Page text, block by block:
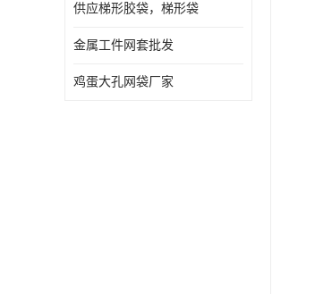
供应梯形胶袋，梯形袋
金属工件网套批发
鸡蛋大孔网袋厂家